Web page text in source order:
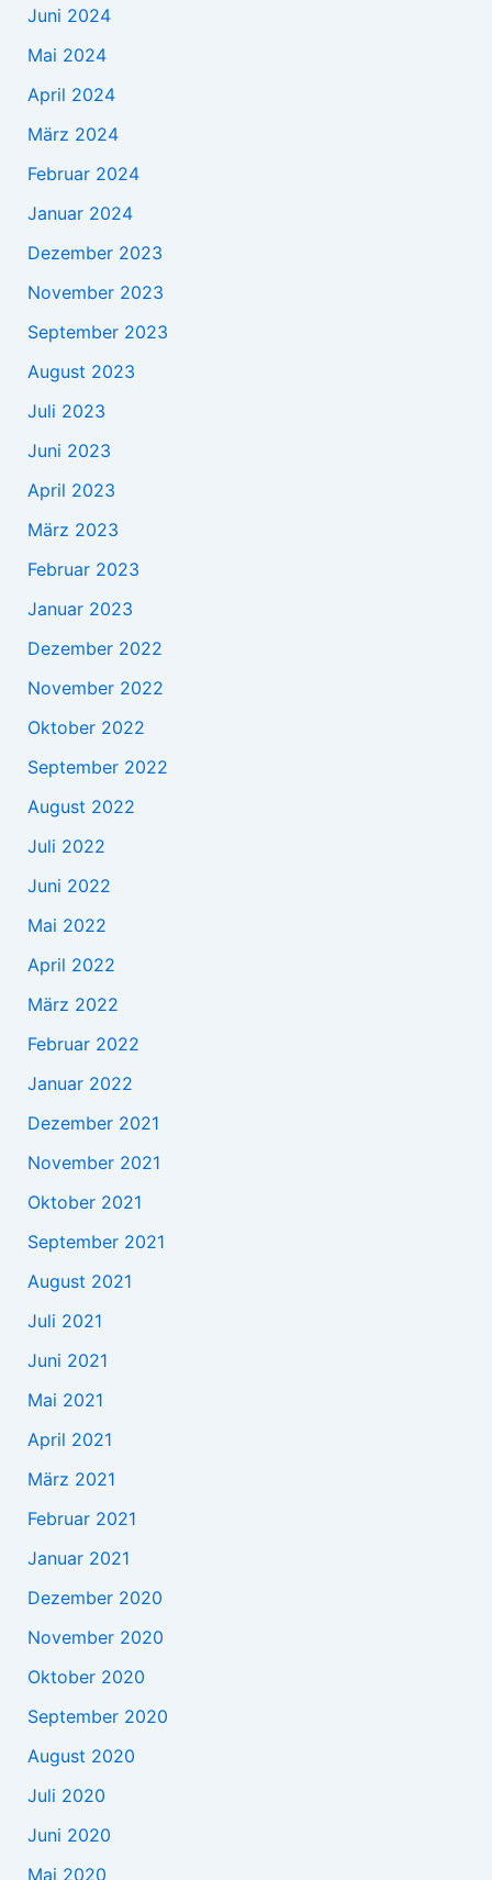
Juni 2024
Mai 2024
April 2024
März 2024
Februar 2024
Januar 2024
Dezember 2023
November 2023
September 2023
August 2023
Juli 2023
Juni 2023
April 2023
März 2023
Februar 2023
Januar 2023
Dezember 2022
November 2022
Oktober 2022
September 2022
August 2022
Juli 2022
Juni 2022
Mai 2022
April 2022
März 2022
Februar 2022
Januar 2022
Dezember 2021
November 2021
Oktober 2021
September 2021
August 2021
Juli 2021
Juni 2021
Mai 2021
April 2021
März 2021
Februar 2021
Januar 2021
Dezember 2020
November 2020
Oktober 2020
September 2020
August 2020
Juli 2020
Juni 2020
Mai 2020